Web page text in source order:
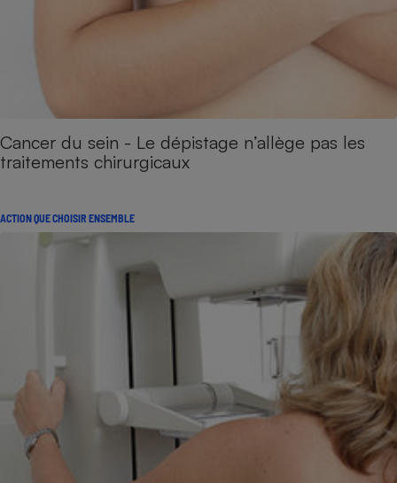
Cancer du sein - Le dépistage n’allège pas les
traitements chirurgicaux
ACTION QUE CHOISIR ENSEMBLE